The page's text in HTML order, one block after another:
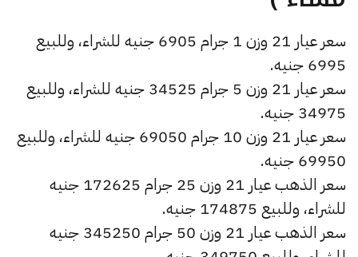
سعر عيار 21 وزن 1 جرام 6905 جنيه للشراء، وللبيع
6995 جنيه.
سعر عيار 21 وزن 5 جرام 34525 جنيه للشراء، وللبيع
34975 جنيه.
سعر عيار 21 وزن 10 جرام 69050 جنيه للشراء، وللبيع
69950 جنيه.
سعر الذهب عيار 21 وزن 25 جرام 172625 جنيه
للشراء، وللبيع 174875 جنيه.
سعر الذهب عيار 21 وزن 50 جرام 345250 جنيه